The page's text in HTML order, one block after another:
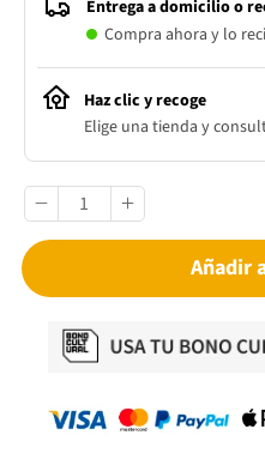
Entrega a domicilio o
Compra ahora y lo
Haz clic y recoge
Elige una tienda y
Añadir